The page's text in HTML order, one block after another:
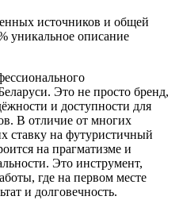
источников и общей
уникальное описание
Это не просто бренд,
и доступности для
В отличие от многих
ставку на футуристичный
на прагматизме и
Это инструмент,
где на первом месте
и долговечность.